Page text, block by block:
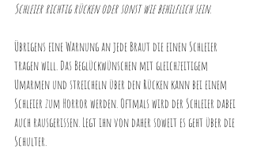
Schleier richtig rücken oder sonst wie behilflich sein.
Übrigens eine Warnung an jede Braut die einen Schleier
tragen will. Das Beglückwünschen mit gleichzeitigem
Umarmen und streicheln über den Rücken kann bei einem
Schleier zum Horror werden. Oftmals wird der Schleier dabei
auch rausgerissen. Legt ihn von daher soweit es geht über die
Schulter.